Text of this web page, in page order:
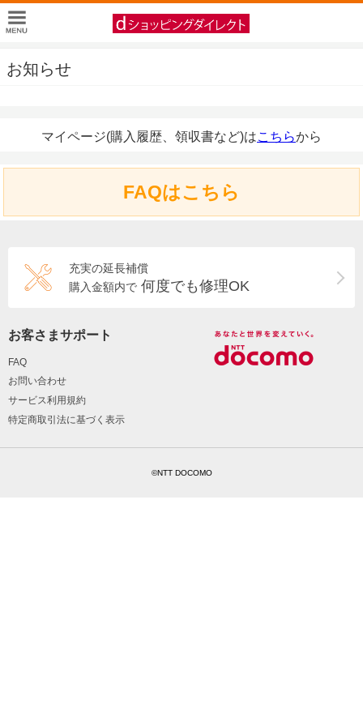
お知らせ
マイページ(購入履歴、領収書など)はこちらから
FAQはこちら
充実の延長補償
購入金額内で 何度でも修理OK
お客さまサポート
FAQ
お問い合わせ
サービス利用規約
特定商取引法に基づく表示
©NTT DOCOMO